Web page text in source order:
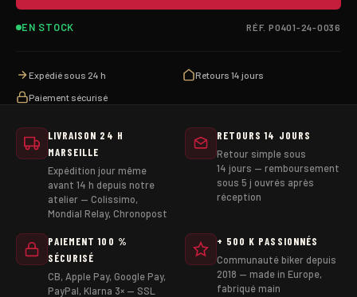
EN STOCK RÉF. P0401-24-0036
Expédié sous 24 h
Retours 14 jours
Paiement sécurisé
LIVRAISON 24 H
MARSEILLE
Expédition jour même
avant 14 h depuis notre
atelier — Colissimo,
Mondial Relay, Chronopost
RETOURS 14 JOURS
Retour simple sous
14 jours — remboursement
sous 5 j ouvrés après
réception
PAIEMENT 100 %
SÉCURISÉ
CB, Apple Pay, Google Pay,
PayPal, Klarna 3× — SSL
+ 500 K PASSIONNÉS
Communauté biker depuis
2018 — made in Europe,
fabriqué main